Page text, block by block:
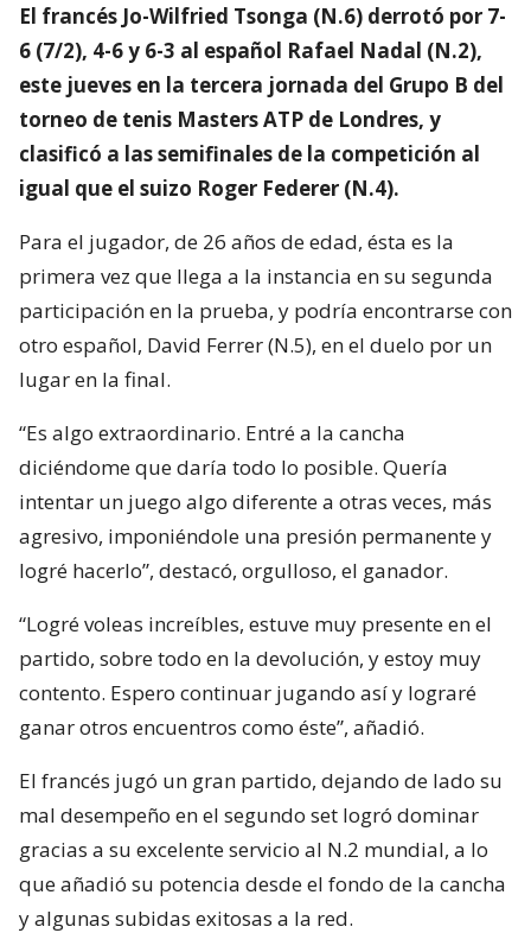
El francés Jo-Wilfried Tsonga (N.6) derrotó por 7-
6 (7/2), 4-6 y 6-3 al español Rafael Nadal (N.2),
este jueves en la tercera jornada del Grupo B del
torneo de tenis Masters ATP de Londres, y
clasificó a las semifinales de la competición al
igual que el suizo Roger Federer (N.4).
Para el jugador, de 26 años de edad, ésta es la
primera vez que llega a la instancia en su segunda
participación en la prueba, y podría encontrarse con
otro español, David Ferrer (N.5), en el duelo por un
lugar en la final.
“Es algo extraordinario. Entré a la cancha
diciéndome que daría todo lo posible. Quería
intentar un juego algo diferente a otras veces, más
agresivo, imponiéndole una presión permanente y
logré hacerlo”, destacó, orgulloso, el ganador.
“Logré voleas increíbles, estuve muy presente en el
partido, sobre todo en la devolución, y estoy muy
contento. Espero continuar jugando así y lograré
ganar otros encuentros como éste”, añadió.
El francés jugó un gran partido, dejando de lado su
mal desempeño en el segundo set logró dominar
gracias a su excelente servicio al N.2 mundial, a lo
que añadió su potencia desde el fondo de la cancha
y algunas subidas exitosas a la red.